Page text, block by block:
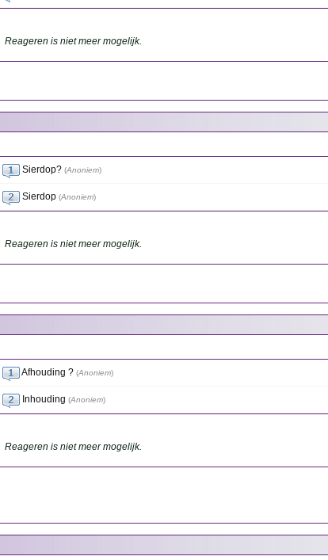
Reageren is niet meer mogelijk.
Sierdop? (Anoniem)
Sierdop (Anoniem)
Reageren is niet meer mogelijk.
Afhouding ? (Anoniem)
Inhouding (Anoniem)
Reageren is niet meer mogelijk.